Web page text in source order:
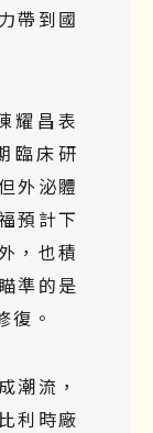
帶到國
耀昌表
臨床研
外泌體
預計下
，也積
準的是
復。
潮流，
利時廠